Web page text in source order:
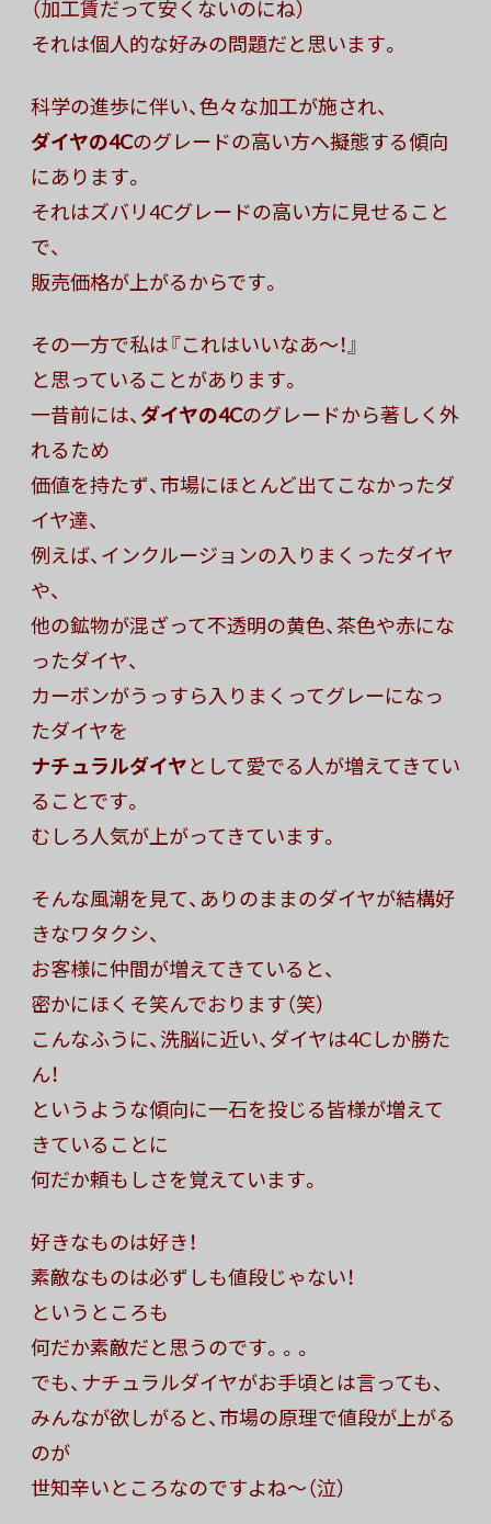
（加工賃だって安くないのにね）
それは個人的な好みの問題だと思います。
科学の進歩に伴い、色々な加工が施され、
ダイヤの4Cのグレードの高い方へ擬態する傾向
にあります。
それはズバリ4Cグレードの高い方に見せること
で、
販売価格が上がるからです。
その一方で私は『これはいいなあ〜！』
と思っていることがあります。
一昔前には、ダイヤの4Cのグレードから著しく外
れるため
価値を持たず、市場にほとんど出てこなかったダ
イヤ達、
例えば、インクルージョンの入りまくったダイヤ
や、
他の鉱物が混ざって不透明の黄色、茶色や赤にな
ったダイヤ、
カーボンがうっすら入りまくってグレーになっ
たダイヤを
ナチュラルダイヤとして愛でる人が増えてきてい
ることです。
むしろ人気が上がってきています。
そんな風潮を見て、ありのままのダイヤが結構好
きなワタクシ、
お客様に仲間が増えてきていると、
密かにほくそ笑んでおります（笑）
こんなふうに、洗脳に近い、ダイヤは4Cしか勝た
ん！
というような傾向に一石を投じる皆様が増えて
きていることに
何だか頼もしさを覚えています。
好きなものは好き！
素敵なものは必ずしも値段じゃない！
というところも
何だか素敵だと思うのです。。。
でも、ナチュラルダイヤがお手頃とは言っても、
みんなが欲しがると、市場の原理で値段が上がる
のが
世知辛いところなのですよね〜（泣）